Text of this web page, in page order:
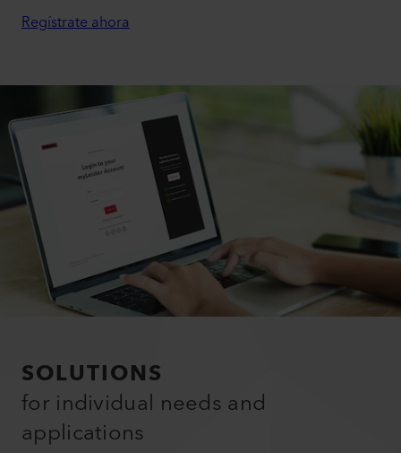
Regístrate ahora
SOLUTIONS
for individual needs and
applications